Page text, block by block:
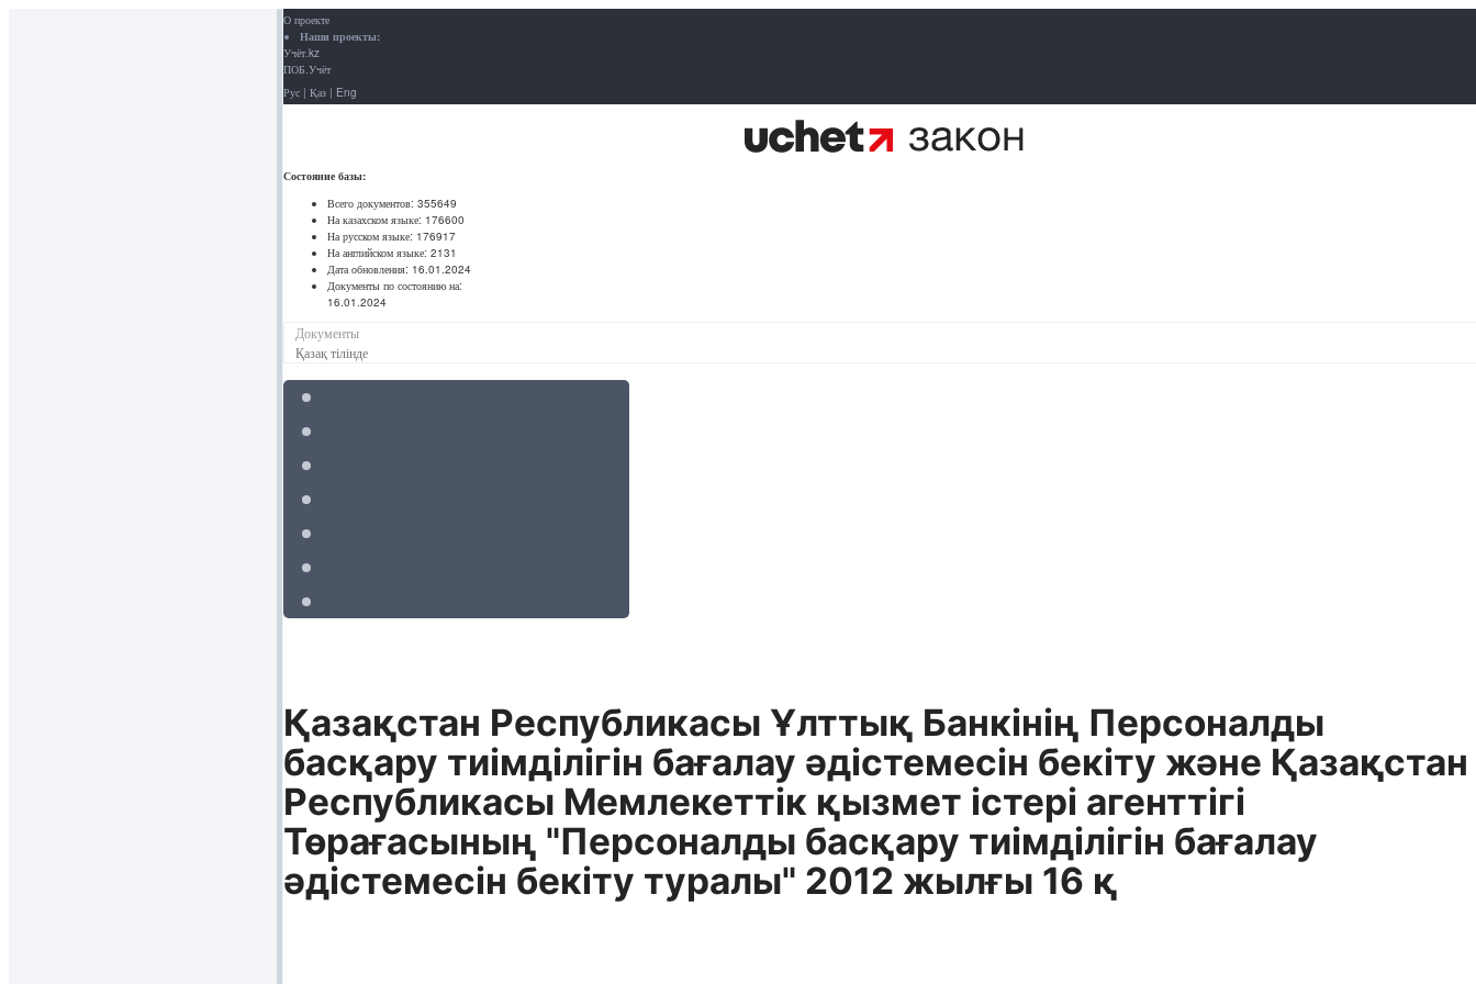
О проекте
Наши проекты:
Учёт.kz
ПОБ.Учёт
Рус | Қаз | Eng
Состояние базы:
Всего документов: 355649
На казахском языке: 176600
На русском языке: 176917
На английском языке: 2131
Дата обновления: 16.01.2024
Документы по состоянию на:
16.01.2024
Документы
Қазақ тілінде
Қазақстан Республикасы Ұлттық Банкінің Персоналды
басқару тиімділігін бағалау әдістемесін бекіту және Қазақстан
Республикасы Мемлекеттік қызмет істері агенттігі
Төрағасының "Персоналды басқару тиімділігін бағалау
әдістемесін бекіту туралы" 2012 жылғы 16 қ